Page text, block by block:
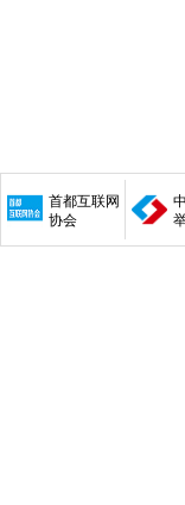
首都互联网
协会